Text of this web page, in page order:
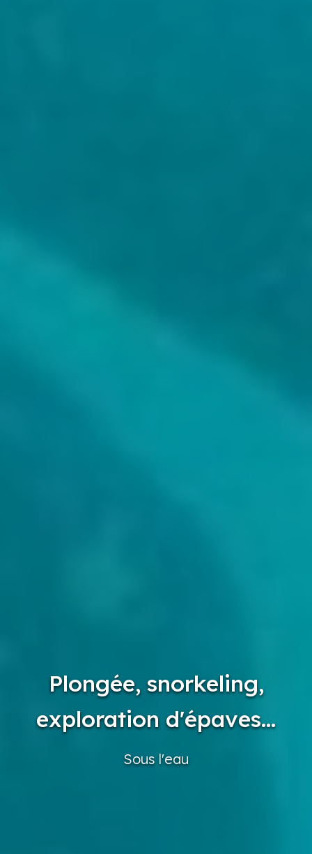
Plongée, snorkeling,
exploration d'épaves...
Sous l'eau